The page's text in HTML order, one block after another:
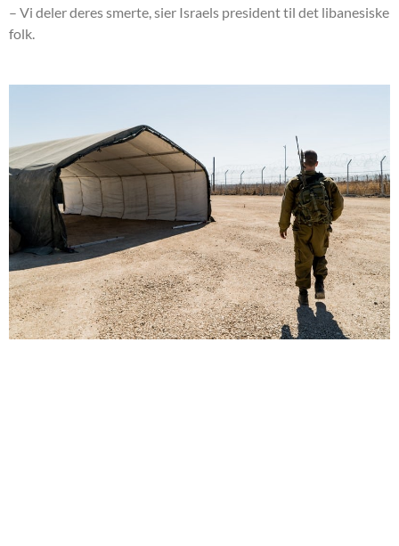
– Vi deler deres smerte, sier Israels president til det libanesiske
folk.